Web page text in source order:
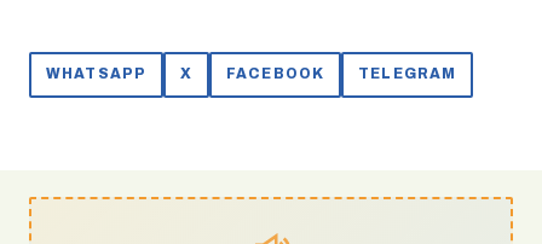
WHATSAPP X FACEBOOK TELEGRAM